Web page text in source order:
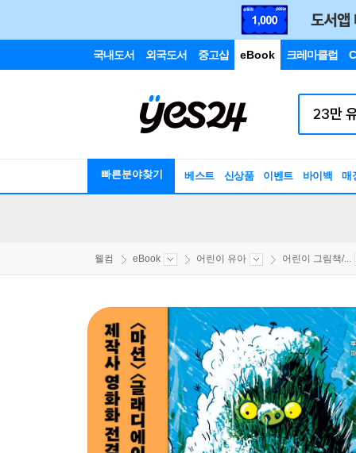
국내도서 외국도서 중고샵 eBook 크레마클럽
빠른분야찾기 베스트 신상품 이벤트 바이백 매
웰컴 eBook 어린이 유아 어린이 그림책/...